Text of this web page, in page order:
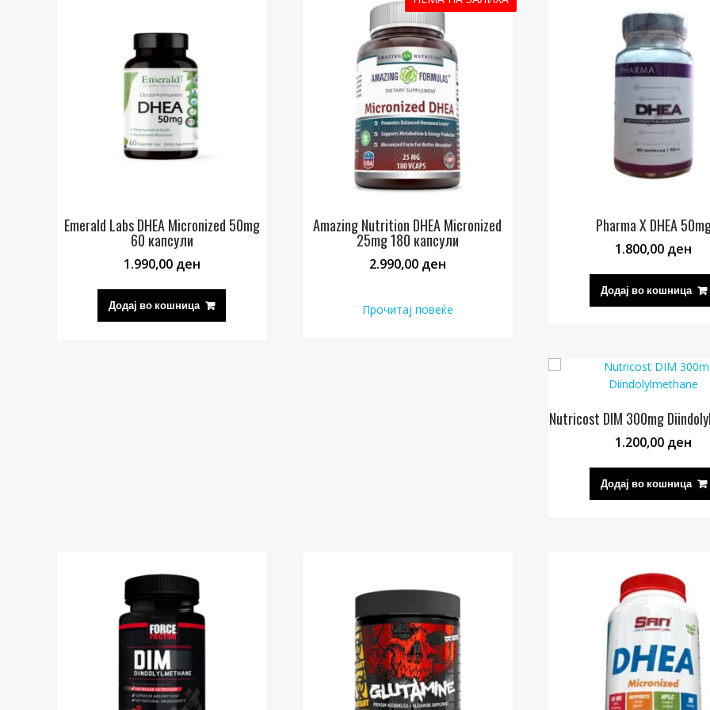
Emerald Labs DHEA Micronized 50mg
60 капсули
1.990,00 ден
Додај во кошница
Amazing Nutrition DHEA Micronized
25mg 180 капсули
2.990,00 ден
Прочитај повеќе
Pharma X DHEA
1.800,00 ден
Додај во кошница
Nutricost DIM 300mg
1.200,00 ден
Додај во кошница